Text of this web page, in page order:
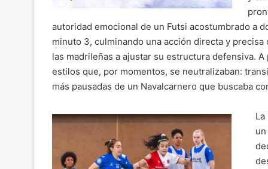
autoridad emocional de un Futsi acostumbrado a
minuto 3, culminando una acción directa y
las madrileñas a ajustar su estructura defensiva.
estilos que, por momentos, se neutralizaban:
más pausadas de un Navalcarnero que buscaba